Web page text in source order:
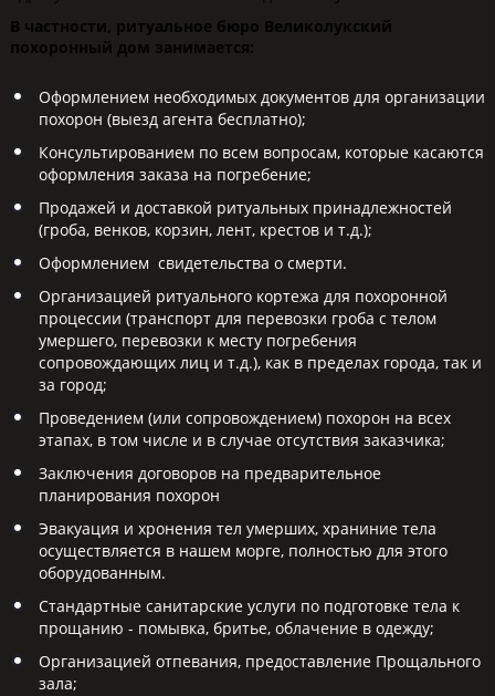
В частности, ритуальное бюро Великолукский
похоронный дом занимается:
Оформлением необходимых документов для организации
похорон (выезд агента бесплатно);
Консультированием по всем вопросам, которые касаются
оформления заказа на погребение;
Продажей и доставкой ритуальных принадлежностей
(гроба, венков, корзин, лент, крестов и т.д.);
Оформлением свидетельства о смерти.
Организацией ритуального кортежа для похоронной
процессии (транспорт для перевозки гроба с телом
умершего, перевозки к месту погребения
сопровождающих лиц и т.д.), как в пределах города, так и
за город;
Проведением (или сопровождением) похорон на всех
этапах, в том числе и в случае отсутствия заказчика;
Заключения договоров на предварительное
планирования похорон
Эвакуация и хронения тел умерших, храниние тела
осуществляется в нашем морге, полностью для этого
оборудованным.
Стандартные санитарские услуги по подготовке тела к
прощанию - помывка, бритье, облачение в одежду;
Организацией отпевания, предоставление Прощального
зала;